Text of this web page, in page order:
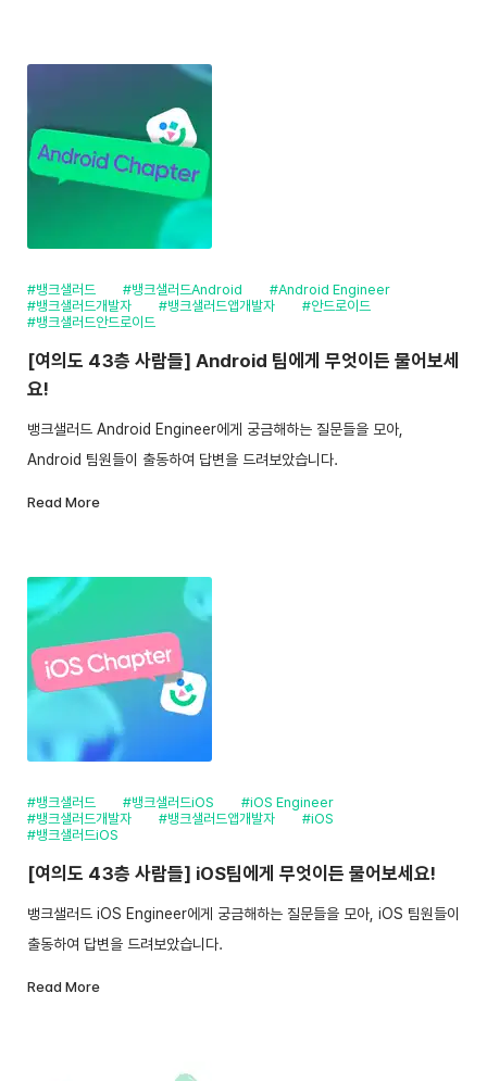
#뱅크샐러드 #뱅크샐러드Android
#Android Engineer
#뱅크샐러드개발자
#뱅크샐러드앱개발자
#안드로이드
#뱅크샐러드안드로이드
[여의도 43층 사람들] Android 팀에게 무엇이든 물어보세
요!
뱅크샐러드 Android Engineer에게 궁금해하는 질문들을 모아,
Android 팀원들이 출동하여 답변을 드려보았습니다.
Read More
#뱅크샐러드 #뱅크샐러드iOS
#iOS Engineer
#뱅크샐러드개발자
#뱅크샐러드앱개발자
#iOS
#뱅크샐러드iOS
[여의도 43층 사람들] iOS팀에게 무엇이든 물어보세요!
뱅크샐러드 iOS Engineer에게 궁금해하는 질문들을 모아, iOS 팀원들이
출동하여 답변을 드려보았습니다.
Read More